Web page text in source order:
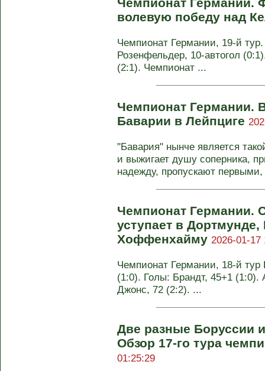
волевую победу над
Чемпионат Германии, 19-й
Розенфельдер, 10-автогол
(2:1). Чемпионат ...
Чемпионат Германии.
Баварии в Лейпциге
"Бавария" нынче является
и выжигает душу соперника,
надежду, пропускают
Чемпионат Германии.
уступает в
Хоффенхайму 2026-01-17
Чемпионат Германии, 18-й
(1:0). Голы: Брандт, 45+1
Джонс, 72 (2:2). ...
Две разные Боруссии
Обзор 17-го тура
01:25:29